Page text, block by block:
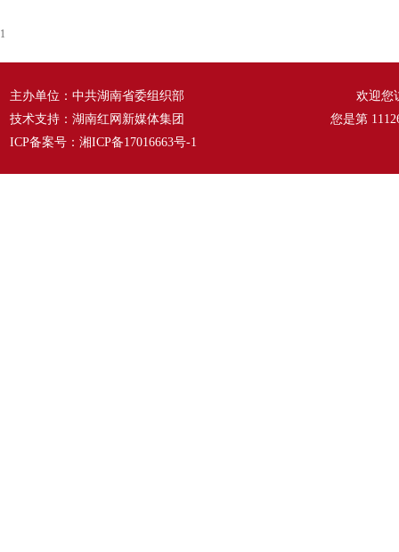
1
主办单位：中共湖南省委组织部
技术支持：湖南红网新媒体集团
ICP备案号： 湘ICP备17016663号-1
欢迎您
您是第